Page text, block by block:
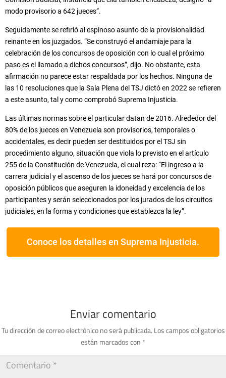
modo provisorio a 642 jueces”.
Seguidamente se refirió al espinoso asunto de la provisionalidad
reinante en los juzgados. “Se construyó el andamiaje para la
celebración de los concursos de oposición con lo cual el próximo
paso es el llamado a dichos concursos”, dijo. No obstante, esta
afirmación no parece estar respaldada por los hechos. Ninguna de
las 10 resoluciones que la Sala Plena del TSJ dictó en 2022 se refieren
a este asunto, tal y como comprobó Suprema Injusticia.
Las últimas normas sobre el particular datan de 2016. Alrededor del
80% de los jueces en Venezuela son provisorios, temporales o
accidentales, es decir pueden ser destituidos por el TSJ sin
procedimiento alguno, situación que viola lo previsto en el artículo
255 de la Constitución de Venezuela, el cual reza: “El ingreso a la
carrera judicial y el ascenso de los jueces se hará por concursos de
oposición públicos que aseguren la idoneidad y excelencia de los
participantes y serán seleccionados por los jurados de los circuitos
judiciales, en la forma y condiciones que establezca la ley”.
Conoce los detalles en Suprema Injusticia.
Enviar comentario
Tu dirección de correo electrónico no será publicada. Los campos obligatorios
están marcados con *